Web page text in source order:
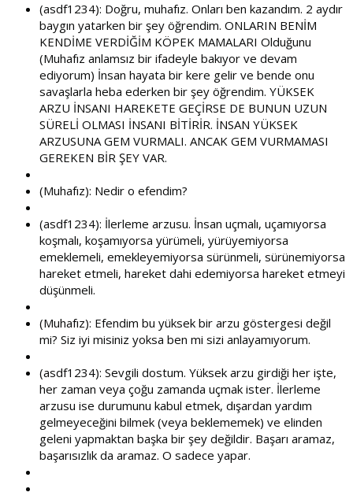
(asdf1234): Doğru, muhafız. Onları ben kazandım. 2 aydır
baygın yatarken bir şey öğrendim. ONLARIN BENİM
KENDİME VERDİĞİM KÖPEK MAMALARI Olduğunu
(Muhafız anlamsız bir ifadeyle bakıyor ve devam
ediyorum) İnsan hayata bir kere gelir ve bende onu
savaşlarla heba ederken bir şey öğrendim. YÜKSEK
ARZU İNSANI HAREKETE GEÇİRSE DE BUNUN UZUN
SÜRELİ OLMASI İNSANI BİTİRİR. İNSAN YÜKSEK
ARZUSUNA GEM VURMALI. ANCAK GEM VURMAMASI
GEREKEN BİR ŞEY VAR.
(Muhafız): Nedir o efendim?
(asdf1234): İlerleme arzusu. İnsan uçmalı, uçamıyorsa
koşmalı, koşamıyorsa yürümeli, yürüyemiyorsa
emeklemeli, emekleyemiyorsa sürünmeli, sürünemiyorsa
hareket etmeli, hareket dahi edemiyorsa hareket etmeyi
düşünmeli.
(Muhafız): Efendim bu yüksek bir arzu göstergesi değil
mi? Siz iyi misiniz yoksa ben mi sizi anlayamıyorum.
(asdf1234): Sevgili dostum. Yüksek arzu girdiği her işte,
her zaman veya çoğu zamanda uçmak ister. İlerleme
arzusu ise durumunu kabul etmek, dışardan yardım
gelmeyeceğini bilmek (veya beklememek) ve elinden
geleni yapmaktan başka bir şey değildir. Başarı aramaz,
başarısızlık da aramaz. O sadece yapar.